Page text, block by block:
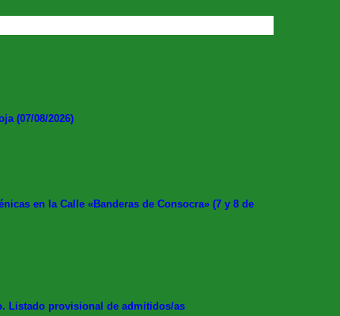
(07/08/2026)
en la Calle «Banderas de Consocra» (7 y 8 de
Listado provisional de admitidos/as